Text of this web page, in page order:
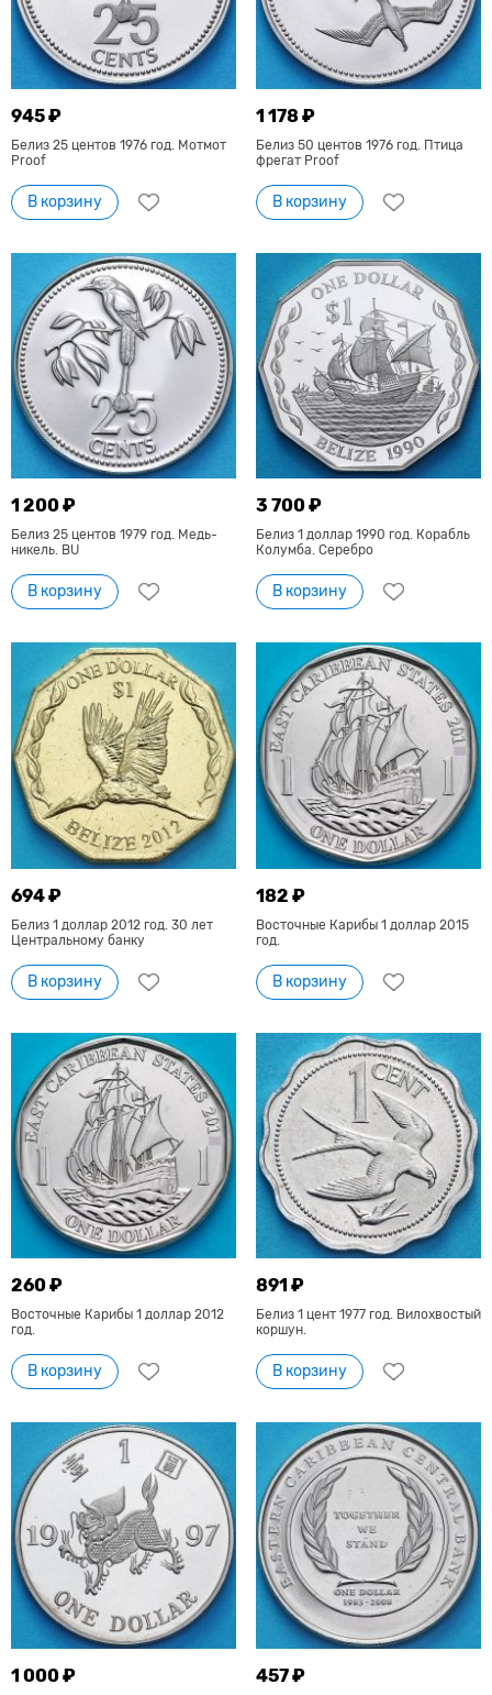
945 ₽
Белиз 25 центов 1976 год. Мотмот
Proof
В корзину
1 178 ₽
Белиз 50 центов 1976 год. Птица
фрегат Proof
В корзину
1 200 ₽
Белиз 25 центов 1979 год. Медь-
никель. BU
В корзину
3 700 ₽
Белиз 1 доллар 1990 год. Корабль
Колумба. Серебро
В корзину
694 ₽
Белиз 1 доллар 2012 год. 30 лет
Центральному банку
В корзину
182 ₽
Восточные Карибы 1 доллар 2015
год.
В корзину
260 ₽
Восточные Карибы 1 доллар 2012
год.
В корзину
891 ₽
Белиз 1 цент 1977 год. Вилохвостый
коршун.
В корзину
1 000 ₽ 457 ₽